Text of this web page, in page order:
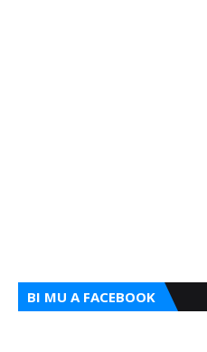
BI MU A FACEBOOK